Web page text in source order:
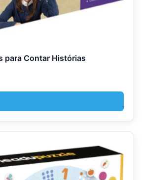
para Contar Histórias